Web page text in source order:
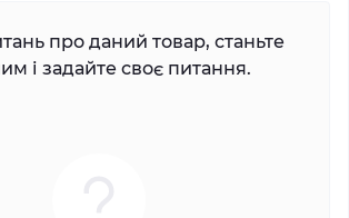
про даний товар, станьте
і задайте своє питання.